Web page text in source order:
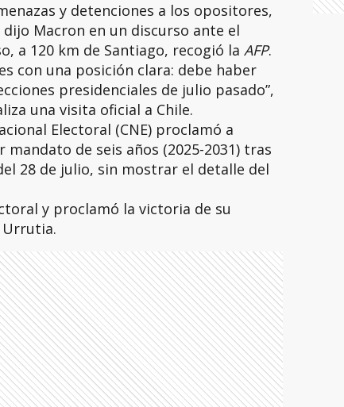
y detenciones a los opositores,
Macron en un discurso ante el
a 120 km de Santiago, recogió la AFP.
con una posición clara: debe haber
presidenciales de julio pasado”,
una visita oficial a Chile.
Electoral (CNE) proclamó a
de seis años (2025-2031) tras
28 de julio, sin mostrar el detalle del
y proclamó la victoria de su
Urrutia.